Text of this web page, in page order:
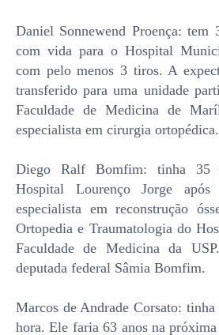
Daniel Sonnewend Proença:
com vida para o Hospital
com pelo menos 3 tiros. A
transferido para uma unidade
Faculdade de Medicina de
especialista em cirurgia ortopédica.
Diego Ralf Bomfim: tinha 35
Hospital Lourenço Jorge
especialista em reconstrução
Ortopedia e Traumatologia do
Faculdade de Medicina da
deputada federal Sâmia Bomfim.
Marcos de Andrade Corsato:
hora. Ele faria 63 anos na